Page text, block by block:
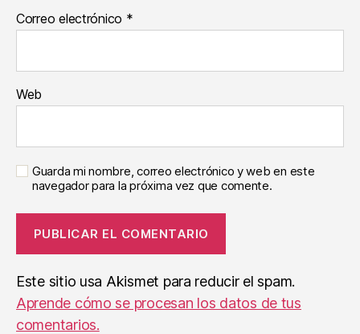
Correo electrónico *
Web
Guarda mi nombre, correo electrónico y web en este
navegador para la próxima vez que comente.
Este sitio usa Akismet para reducir el spam.
Aprende cómo se procesan los datos de tus
comentarios.